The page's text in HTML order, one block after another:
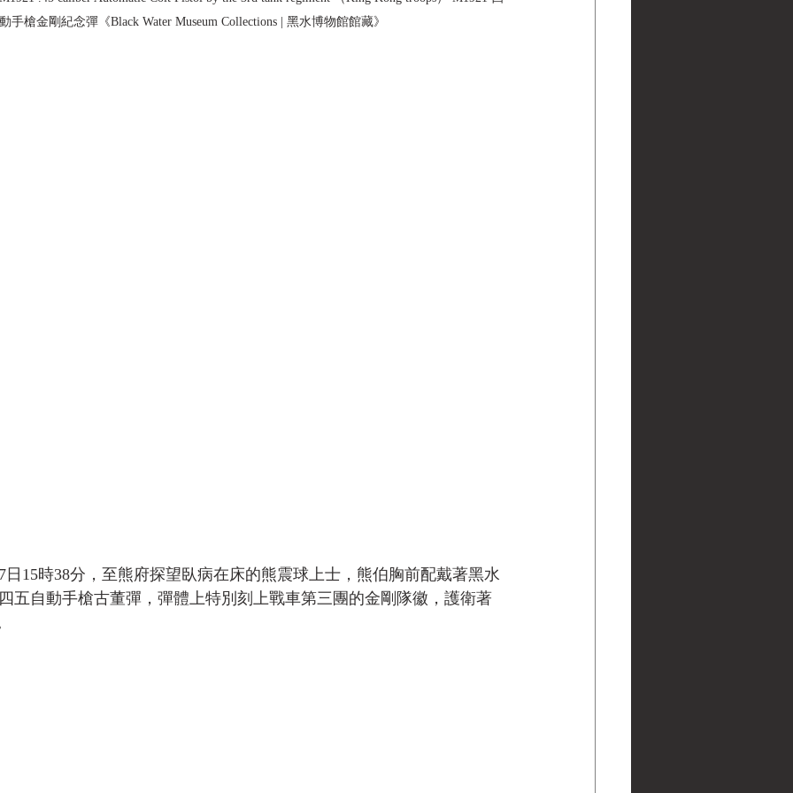
手槍金剛紀念彈《Black Water Museum Collections | 黑水博物館館藏》
日15時38分，至熊府探望臥病在床的熊震球上士，熊伯胸前配戴著黑水
五自動手槍古董彈，彈體上特別刻上戰車第三團的金剛隊徽，護衛著